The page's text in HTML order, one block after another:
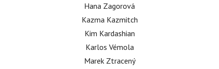
Hana Zagorová
Kazma Kazmitch
Kim Kardashian
Karlos Vémola
Marek Ztracený